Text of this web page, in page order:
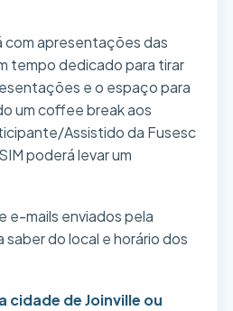
apresentações das
tempo dedicado para tirar
e o espaço para
um coffee break aos
Assistido da Fusesc
poderá levar um
e-mails enviados pela
saber do local e horário dos
cidade de Joinville ou